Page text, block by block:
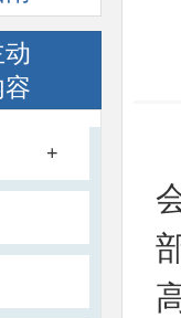
+